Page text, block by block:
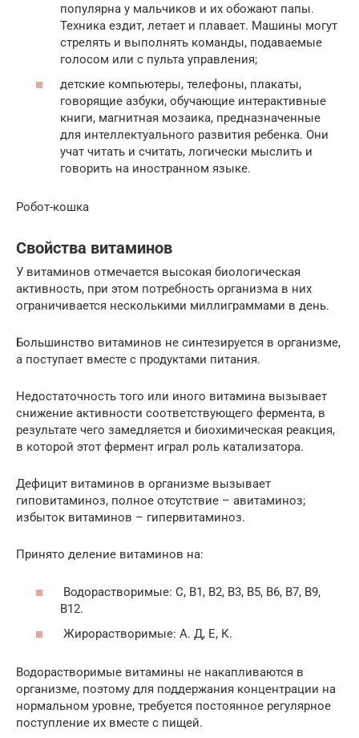
популярна у мальчиков и их обожают папы.
Техника ездит, летает и плавает. Машины могут
стрелять и выполнять команды, подаваемые
голосом или с пульта управления;
детские компьютеры, телефоны, плакаты,
говорящие азбуки, обучающие интерактивные
книги, магнитная мозаика, предназначенные
для интеллектуального развития ребенка. Они
учат читать и считать, логически мыслить и
говорить на иностранном языке.
Робот-кошка
Свойства витаминов
У витаминов отмечается высокая биологическая
активность, при этом потребность организма в них
ограничивается несколькими миллиграммами в день.
Большинство витаминов не синтезируется в организме,
а поступает вместе с продуктами питания.
Недостаточность того или иного витамина вызывает
снижение активности соответствующего фермента, в
результате чего замедляется и биохимическая реакция,
в которой этот фермент играл роль катализатора.
Дефицит витаминов в организме вызывает
гиповитаминоз, полное отсутствие – авитаминоз;
избыток витаминов – гипервитаминоз.
Принято деление витаминов на:
Водорастворимые: С, В1, В2, В3, В5, В6, В7, В9,
В12.
Жирорастворимые: А. Д, Е, К.
Водорастворимые витамины не накапливаются в
организме, поэтому для поддержания концентрации на
нормальном уровне, требуется постоянное регулярное
поступление их вместе с пищей.